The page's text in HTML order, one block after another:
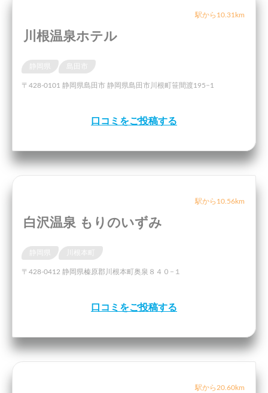
駅から10.31km
川根温泉ホテル
〒428-0101 静岡県島田市 静岡県島田市川根町笹間渡195−1
口コミをご投稿する
駅から10.56km
白沢温泉 もりのいずみ
〒428-0412 静岡県榛原郡川根本町奥泉８４０−１
口コミをご投稿する
駅から20.60km